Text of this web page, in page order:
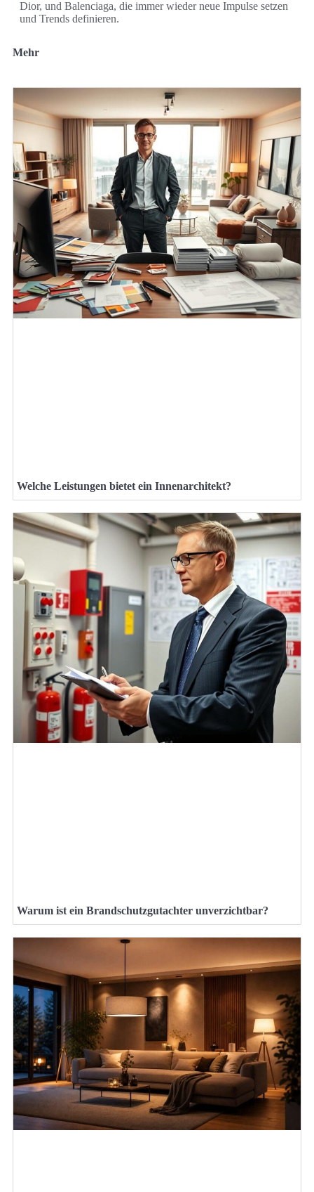
Dior, und Balenciaga, die immer wieder neue Impulse setzen
und Trends definieren.
Mehr
Welche Leistungen bietet ein Innenarchitekt?
Warum ist ein Brandschutzgutachter unverzichtbar?